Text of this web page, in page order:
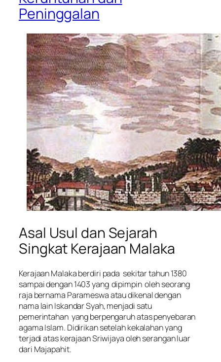
Peninggalan
Asal Usul dan Sejarah
Singkat Kerajaan Malaka
Kerajaan Malaka berdiri pada sekitar tahun 1380
sampai dengan 1403 yang dipimpin oleh seorang
raja bernama Parameswa atau dikenal dengan
nama lain Iskandar Syah, menjadi satu
pemerintahan yang berpengaruh atas penyebaran
agama Islam. Didirikan setelah kekalahan yang
terjadi atas kerajaan Sriwijaya oleh serangan luar
dari Majapahit.